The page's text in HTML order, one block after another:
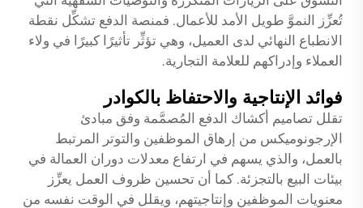
تُعزِّز النموَّ طويل الأمد للأعمال. فمنصة الدفع تشكِّل نقطة
الانطباع النهائي لدى العميل، وهي تؤثِّر تأثيرًا كبيرًا في ولاء
العملاء وإدراكهم للعلامة التجارية.
فوائد الإنتاجية والاحتفاظ بالكوادر
تقلل تصاميم أكشاك الدفع المُصمَّمة وفق مبادئ
الإرجونوميكس من إرهاق الموظفين والتوتر المرتبط
بالعمل، والذي يسهم في ارتفاع معدلات دوران العمالة في
بيئات البيع بالتجزئة. كما أن تحسين ظروف العمل يعزِّز
معنويات الموظفين وإنتاجيتهم، ويقلل في الوقت نفسه من